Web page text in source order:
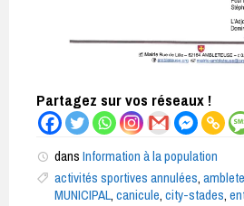
Partagez sur vos réseaux !
dans Information à la population
activités sportives annulées,
MUNICIPAL, canicule, city-stades,